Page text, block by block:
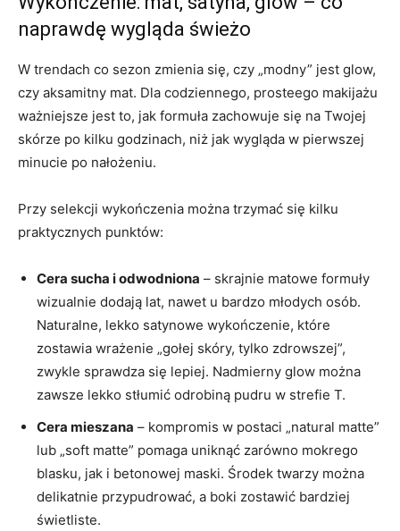
naprawdę wygląda świeżo
W trendach co sezon zmienia się, czy „modny” jest glow,
czy aksamitny mat. Dla codziennego, prosteego makijażu
ważniejsze jest to, jak formuła zachowuje się na Twojej
skórze po kilku godzinach, niż jak wygląda w pierwszej
minucie po nałożeniu.
Przy selekcji wykończenia można trzymać się kilku
praktycznych punktów:
Cera sucha i odwodniona – skrajnie matowe formuły
wizualnie dodają lat, nawet u bardzo młodych osób.
Naturalne, lekko satynowe wykończenie, które
zostawia wrażenie „gołej skóry, tylko zdrowszej”,
zwykle sprawdza się lepiej. Nadmierny glow można
zawsze lekko stłumić odrobiną pudru w strefie T.
Cera mieszana – kompromis w postaci „natural matte”
lub „soft matte” pomaga uniknąć zarówno mokrego
blasku, jak i betonowej maski. Środek twarzy można
delikatnie przypudrować, a boki zostawić bardziej
świetliste.